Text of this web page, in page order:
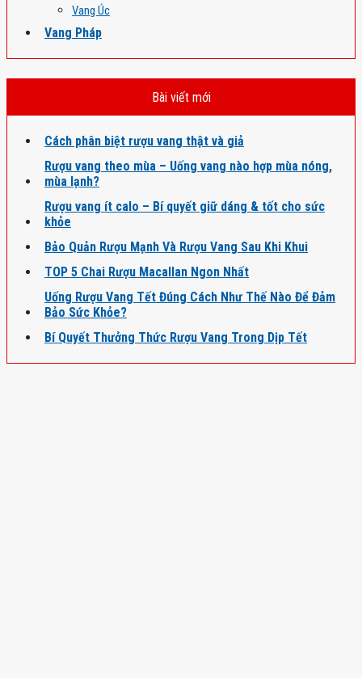
Vang Úc
Vang Pháp
Bài viết mới
Cách phân biệt rượu vang thật và giả
Rượu vang theo mùa – Uống vang nào hợp mùa nóng,
mùa lạnh?
Rượu vang ít calo – Bí quyết giữ dáng & tốt cho sức
khỏe
Bảo Quản Rượu Mạnh Và Rượu Vang Sau Khi Khui
TOP 5 Chai Rượu Macallan Ngon Nhất
Uống Rượu Vang Tết Đúng Cách Như Thế Nào Để Đảm
Bảo Sức Khỏe?
Bí Quyết Thưởng Thức Rượu Vang Trong Dịp Tết